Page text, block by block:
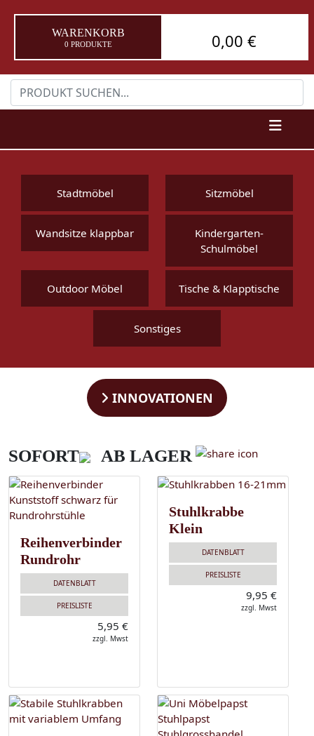
WARENKORB
0 PRODUKTE 0,00 €
Stadtmöbel Sitzmöbel
Wandsitze klappbar
Kindergarten-
Schulmöbel
Outdoor Möbel Tische & Klapptische
Sonstiges
INNOVATIONEN
SOFORT AB LAGER
Reihenverbinder
Rundrohr
DATENBLATT
PREISLISTE
5,95 €
zzgl. Mwst
Stuhlkrabbe
Klein
DATENBLATT
PREISLISTE
9,95 €
zzgl. Mwst